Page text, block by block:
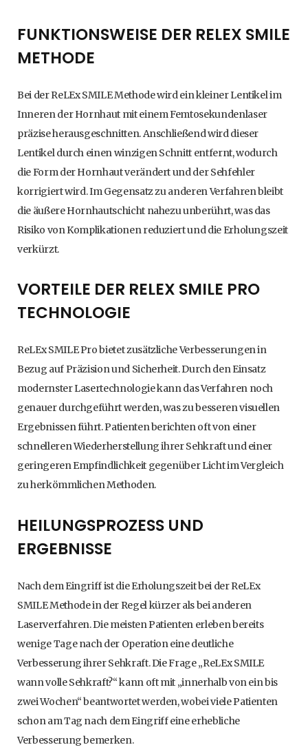
FUNKTIONSWEISE DER RELEX SMILE
METHODE
Bei der ReLEx SMILE Methode wird ein kleiner Lentikel im
Inneren der Hornhaut mit einem Femtosekundenlaser
präzise herausgeschnitten. Anschließend wird dieser
Lentikel durch einen winzigen Schnitt entfernt, wodurch
die Form der Hornhaut verändert und der Sehfehler
korrigiert wird. Im Gegensatz zu anderen Verfahren bleibt
die äußere Hornhautschicht nahezu unberührt, was das
Risiko von Komplikationen reduziert und die Erholungszeit
verkürzt.
VORTEILE DER RELEX SMILE PRO
TECHNOLOGIE
ReLEx SMILE Pro bietet zusätzliche Verbesserungen in
Bezug auf Präzision und Sicherheit. Durch den Einsatz
modernster Lasertechnologie kann das Verfahren noch
genauer durchgeführt werden, was zu besseren visuellen
Ergebnissen führt. Patienten berichten oft von einer
schnelleren Wiederherstellung ihrer Sehkraft und einer
geringeren Empfindlichkeit gegenüber Licht im Vergleich
zu herkömmlichen Methoden.
HEILUNGSPROZESS UND
ERGEBNISSE
Nach dem Eingriff ist die Erholungszeit bei der ReLEx
SMILE Methode in der Regel kürzer als bei anderen
Laserverfahren. Die meisten Patienten erleben bereits
wenige Tage nach der Operation eine deutliche
Verbesserung ihrer Sehkraft. Die Frage „ReLEx SMILE
wann volle Sehkraft?“ kann oft mit „innerhalb von ein bis
zwei Wochen“ beantwortet werden, wobei viele Patienten
schon am Tag nach dem Eingriff eine erhebliche
Verbesserung bemerken.